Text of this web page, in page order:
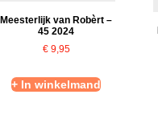
Meesterlijk van Robèrt –
45 2024
€9,95
+ In winkelmand